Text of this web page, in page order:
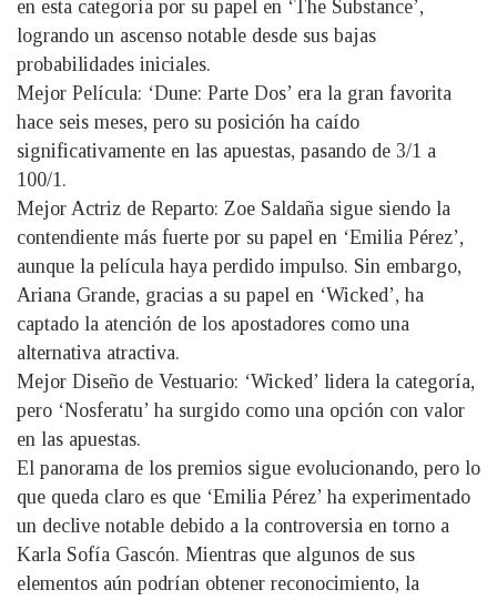
en esta categoría por su papel en ‘The Substance’,
logrando un ascenso notable desde sus bajas
probabilidades iniciales.
Mejor Película: ‘Dune: Parte Dos’ era la gran favorita
hace seis meses, pero su posición ha caído
significativamente en las apuestas, pasando de 3/1 a
100/1.
Mejor Actriz de Reparto: Zoe Saldaña sigue siendo la
contendiente más fuerte por su papel en ‘Emilia Pérez’,
aunque la película haya perdido impulso. Sin embargo,
Ariana Grande, gracias a su papel en ‘Wicked’, ha
captado la atención de los apostadores como una
alternativa atractiva.
Mejor Diseño de Vestuario: ‘Wicked’ lidera la categoría,
pero ‘Nosferatu’ ha surgido como una opción con valor
en las apuestas.
El panorama de los premios sigue evolucionando, pero lo
que queda claro es que ‘Emilia Pérez’ ha experimentado
un declive notable debido a la controversia en torno a
Karla Sofía Gascón. Mientras que algunos de sus
elementos aún podrían obtener reconocimiento, la